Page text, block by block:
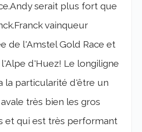
serait plus fort que
vainqueur
de l'Amstel Gold Race et
d'Huez! Le longiligne
la particularité d'être un
très bien les gros
et qui est très performant